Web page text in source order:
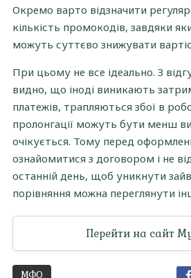
Окремо варто відзначити
кількість промокодів, завдяки
можуть суттєво знижувати
При цьому не все ідеально. З
видно, що іноді виникають
платежів, трапляються збої в
пролонгації можуть бути менш
очікується. Тому перед
ознайомитися з договором і не
останній день, щоб уникнути
порівняння можна переглянути
Перейти на сайт
МФО